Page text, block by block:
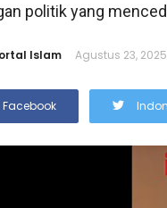
politik yang
Islam Agustus 23,
Facebook